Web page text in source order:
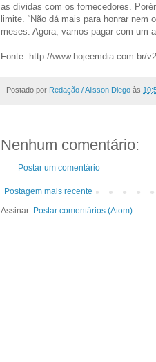
as dívidas com os fornecedores.
limite. “Não dá mais para honrar nem
meses. Agora, vamos pagar com um
Fonte: http://www.hojeemdia.com.br/
Postado por Redação / Alisson Diego às
Nenhum comentário:
Postar um comentário
Postagem mais recente
Assinar: Postar comentários (Atom)